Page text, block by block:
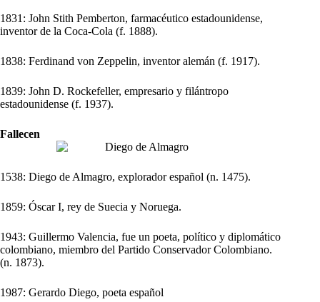
1831: John Stith Pemberton, farmacéutico estadounidense,
inventor de la Coca-Cola (f. 1888).
1838: Ferdinand von Zeppelin, inventor alemán (f. 1917).
1839: John D. Rockefeller, empresario y filántropo
estadounidense (f. 1937).
Fallecen
1538: Diego de Almagro, explorador español (n. 1475).
1859: Óscar I, rey de Suecia y Noruega.
1943: Guillermo Valencia, fue un poeta, político y diplomático
colombiano, miembro del Partido Conservador Colombiano.
(n. 1873).
1987: Gerardo Diego, poeta español